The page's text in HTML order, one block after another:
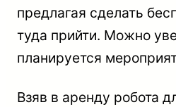
предлагая сделать
туда прийти. Можно
планируется
Взяв в аренду робота